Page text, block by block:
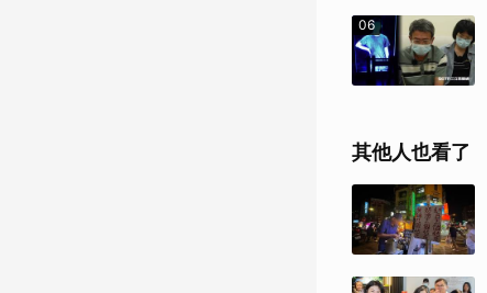
06
其他人也看了